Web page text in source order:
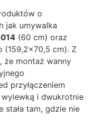
o
jak umywalka
(60 cm) oraz
(159,2×70,5 cm). Z
że montaż wanny
przyłączeniem
i dwukrotnie
stała tam, gdzie nie